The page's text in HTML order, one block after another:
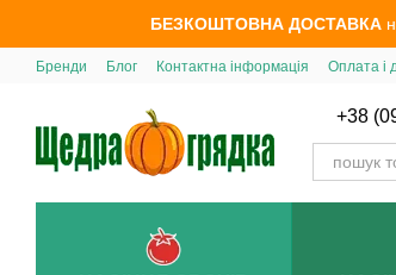
Перейти до основного контентуБЕЗКОШТОВНА ДОСТАВКА
Бренди Блог Контактна інформація Оплата і
+38